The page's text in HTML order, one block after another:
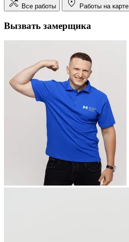
Все работы Работы на карте
Вызвать замерщика